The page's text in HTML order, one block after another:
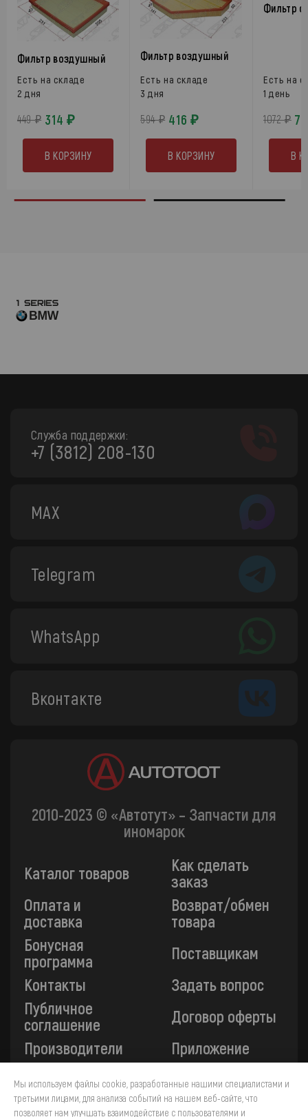
Фильтр воздушный
Есть на складе
2 дня
449 ₽ 314 ₽
В КОРЗИНУ
Фильтр воздушный
Есть на складе
3 дня
594 ₽ 416 ₽
В КОРЗИНУ
Фильтр
Есть на
1 день
1072 ₽
В
Служба поддержки:
+7 (3812) 208-130
MAX
Telegram
WhatsApp
Вконтакте
2010-2023 © «Автотут» – Запчасти для
иномарок
Каталог товаров
Как сделать
заказ
Оплата и
доставка
Возврат/обмен
товара
Бонусная
программа
Поставщикам
Контакты
Задать вопрос
Публичное
соглашение
Договор оферты
Производители
Приложение
Все платежи на сайте защищены технологией 3-D
Secure. Прием платежей осуществляется через ПАО
«Сбербанк».
Мы используем файлы cookie, разработанные нашими специалистами и
третьими лицами, для анализа событий на нашем веб-сайте, что
позволяет нам улучшать взаимодействие с пользователями и